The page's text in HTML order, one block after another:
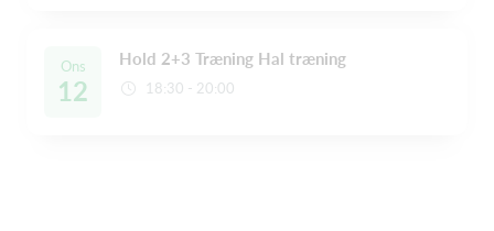
Ons
12
Hold 2+3 Træning Hal træning
18:30 - 20:00